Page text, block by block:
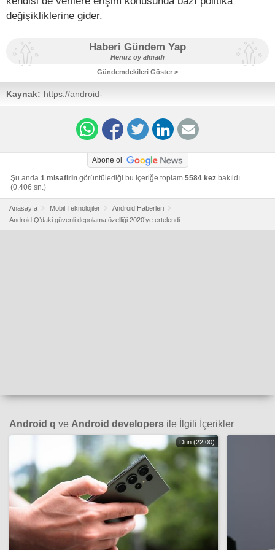
değişikliklerine gider.
Haberi Gündem Yap
Henüz oy almadı
Gündemdekileri Göster >
Kaynak: https://android-
developers.googleblog.com/2019/04/android-q-scoped-
storage-best-practices.html
Abone ol
Şu anda 1 misafirin görüntülediği bu içeriğe toplam 5584 kez bakıldı.
(0,406 sn.)
Anasayfa Mobil Teknolojiler
Android Haberleri
Android Q’daki güvenli depolama özelliği 2020’ye ertelendi
Android q ve Android developers ile İlgili İçerikler
Dün (22:00)